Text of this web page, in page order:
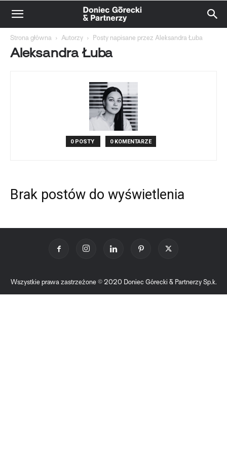
Strona główna Autorzy Posty napisane przez Aleksandra Łuba
Aleksandra Łuba
0 POSTY 0 KOMENTARZE
Brak postów do wyświetlenia
Wszystkie prawa zastrzeżone © 2020 Doniec Górecki & Partnerzy Sp.k.